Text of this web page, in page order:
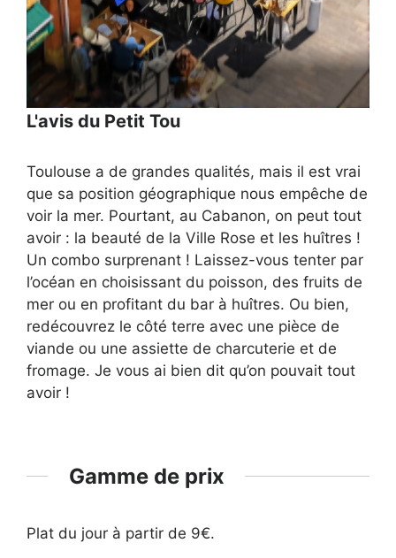
L'avis du Petit Tou
Toulouse a de grandes qualités, mais il est vrai
que sa position géographique nous empêche de
voir la mer. Pourtant, au Cabanon, on peut tout
avoir : la beauté de la Ville Rose et les huîtres !
Un combo surprenant ! Laissez-vous tenter par
l’océan en choisissant du poisson, des fruits de
mer ou en profitant du bar à huîtres. Ou bien,
redécouvrez le côté terre avec une pièce de
viande ou une assiette de charcuterie et de
fromage. Je vous ai bien dit qu’on pouvait tout
avoir !
Gamme de prix
Plat du jour à partir de 9€.